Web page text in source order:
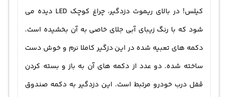
کیلس! در بالای ریموت دزدگیر، چراغ کوچک LED دیده می
شود که با رنگ زیبای آبی جلای خاصی به آن بخشیده است.
دکمه های تعبیه شده در این دزگیر کاملا نرم و خوش دست
ساخته شده. دو عدد از دکمه های آن به باز و بسته کردن
قفل درب خودرو مرتبط است. این دزدگیر به دکمه صندوق